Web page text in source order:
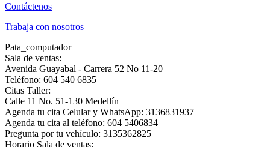
Contáctenos
Trabaja con nosotros
Pata_computador
Sala de ventas:
Avenida Guayabal - Carrera 52 No 11-20
Teléfono: 604 540 6835
Citas Taller:
Calle 11 No. 51-130 Medellín
Agenda tu cita Celular y WhatsApp: 3136831937
Agenda tu cita al teléfono: 604 5406834
Pregunta por tu vehículo: 3135362825
Horario Sala de ventas: